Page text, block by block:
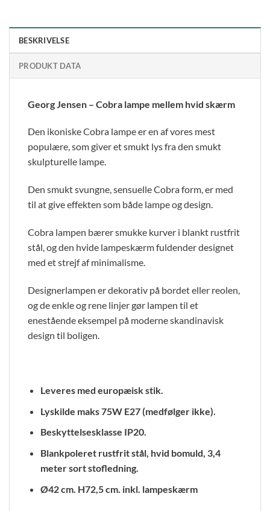
BESKRIVELSE
PRODUKT DATA
Georg Jensen – Cobra lampe mellem hvid skærm
Den ikoniske Cobra lampe er en af vores mest
populære, som giver et smukt lys fra den smukt
skulpturelle lampe.
Den smukt svungne, sensuelle Cobra form, er med
til at give effekten som både lampe og design.
Cobra lampen bærer smukke kurver i blankt rustfrit
stål, og den hvide lampeskærm fuldender designet
med et strejf af minimalisme.
Designerlampen er dekorativ på bordet eller reolen,
og de enkle og rene linjer gør lampen til et
enestående eksempel på moderne skandinavisk
design til boligen.
Leveres med europæisk stik.
Lyskilde maks 75W E27 (medfølger ikke).
Beskyttelsesklasse IP20.
Blankpoleret rustfrit stål, hvid bomuld, 3,4
meter sort stofledning.
Ø42 cm. H72,5 cm. inkl. lampeskærm